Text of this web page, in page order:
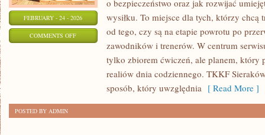
FEBRUARY - 24 - 2026
COMMENTS OFFON
o bezpieczeństwo oraz jak rozwijać
wysiłku. To miejsce dla tych, którzy chcą
od tego, czy są na etapie powrotu po
zawodników i trenerów. W centrum
tylko zbiorem ćwiczeń, ale planem, który
realiów dnia codziennego. TKKF
sposób, który uwzględnia [ Read More ]
POSTED BY ADMIN